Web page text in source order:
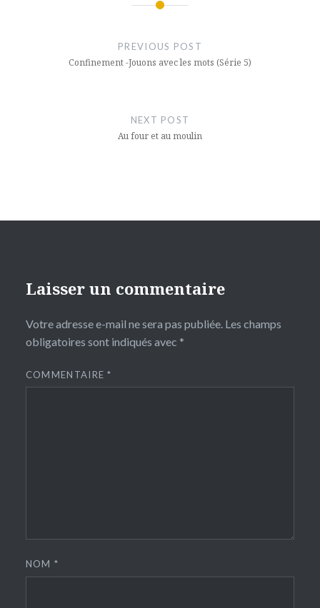
l’article
PREVIOUS POST
Confinement -Jouons avec les mots (Série 5)
NEXT POST
Au four et au moulin
Laisser un commentaire
Votre adresse e-mail ne sera pas publiée. Les champs
obligatoires sont indiqués avec *
COMMENTAIRE*
NOM*